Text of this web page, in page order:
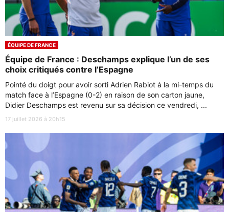
ÉQUIPE DE FRANCE
Équipe de France : Deschamps explique l’un de ses
choix critiqués contre l’Espagne
Pointé du doigt pour avoir sorti Adrien Rabiot à la mi-temps du
match face à l’Espagne (0-2) en raison de son carton jaune,
Didier Deschamps est revenu sur sa décision ce vendredi, ...
17 juillet 2026 à 20h15